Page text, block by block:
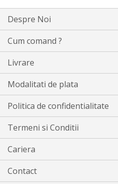
Despre Noi
Cum comand ?
Livrare
Modalitati de plata
Politica de confidentialitate
Termeni si Conditii
Cariera
Contact